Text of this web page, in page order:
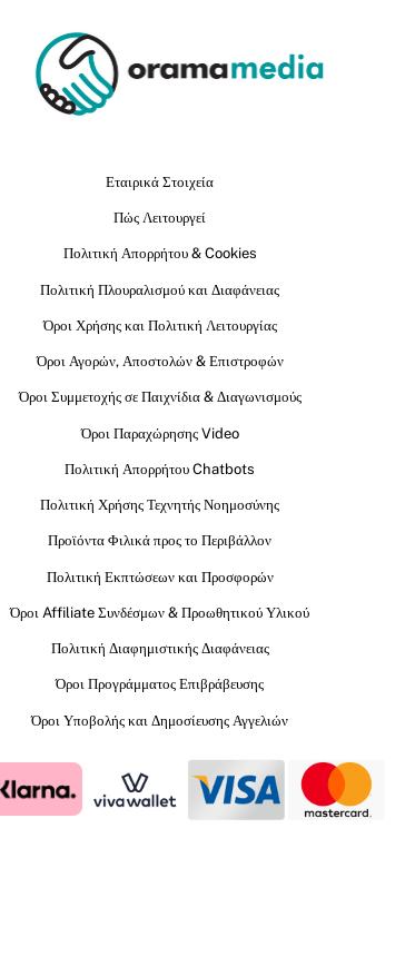
Εταιρικά Στοιχεία
Πώς Λειτουργεί
Πολιτική Απορρήτου & Cookies
Πολιτική Πλουραλισμού και Διαφάνειας
Όροι Χρήσης και Πολιτική Λειτουργίας
Όροι Αγορών, Αποστολών & Επιστροφών
Όροι Συμμετοχής σε Παιχνίδια & Διαγωνισμούς
Όροι Παραχώρησης Video
Πολιτική Απορρήτου Chatbots
Πολιτική Χρήσης Τεχνητής Νοημοσύνης
Προϊόντα Φιλικά προς το Περιβάλλον
Πολιτική Εκπτώσεων και Προσφορών
Όροι Affiliate Συνδέσμων & Προωθητικού Υλικού
Πολιτική Διαφημιστικής Διαφάνειας
Όροι Προγράμματος Επιβράβευσης
Όροι Υποβολής και Δημοσίευσης Αγγελιών